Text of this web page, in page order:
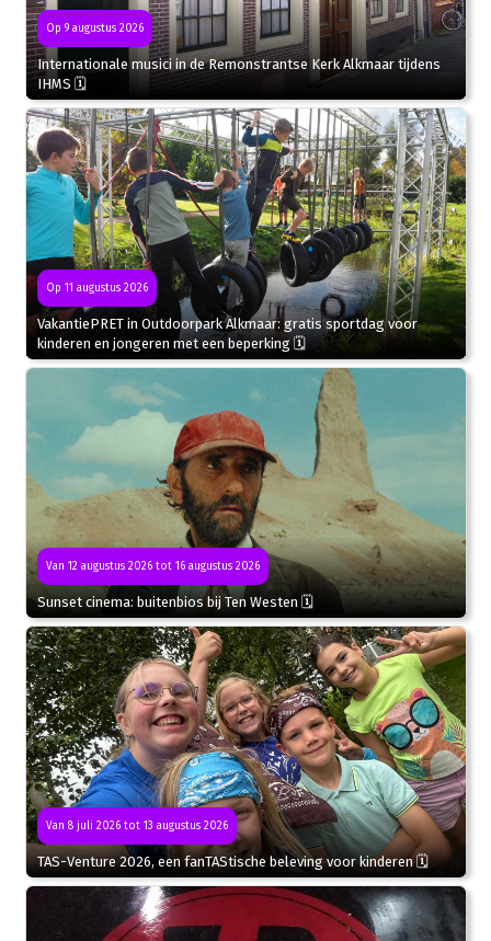
Op 9 augustus 2026
Internationale musici in de Remonstrantse Kerk Alkmaar tijdens
IHMS 🗓
Op 11 augustus 2026
VakantiePRET in Outdoorpark Alkmaar: gratis sportdag voor
kinderen en jongeren met een beperking 🗓
Van 12 augustus 2026 tot 16 augustus 2026
Sunset cinema: buitenbios bij Ten Westen 🗓
Van 8 juli 2026 tot 13 augustus 2026
TAS-Venture 2026, een fanTAStische beleving voor kinderen 🗓